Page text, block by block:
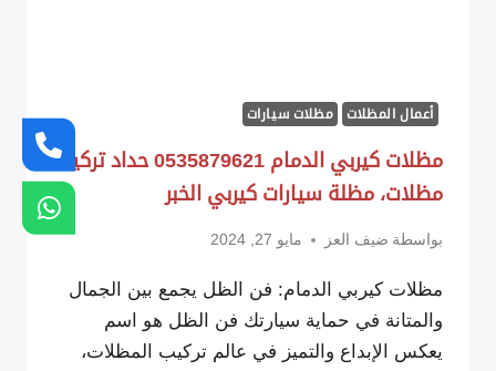
أعمال المظلات مظلات سيارات
مظلات كيربي الدمام 0535879621 حداد تركيب
مظلات، مظلة سيارات كيربي الخبر
بواسطة ضيف العز مايو 27, 2024
مظلات كيربي الدمام: فن الظل يجمع بين الجمال
والمتانة في حماية سيارتك فن الظل هو اسم
يعكس الإبداع والتميز في عالم تركيب المظلات،